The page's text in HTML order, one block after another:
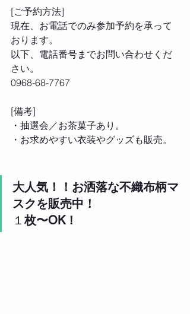
[ご予約方法]
現在、お電話でのみ参加予約を承って
おります。
以下、電話番号までお問い合わせくだ
さい。
0968-68-7767
[備考]
・抽選会／お茶菓子あり。
・お求めやすい衣装やグッズも販売。
大人気！！お洒落な不織布柄マ
スクを販売中！
１枚〜OK！